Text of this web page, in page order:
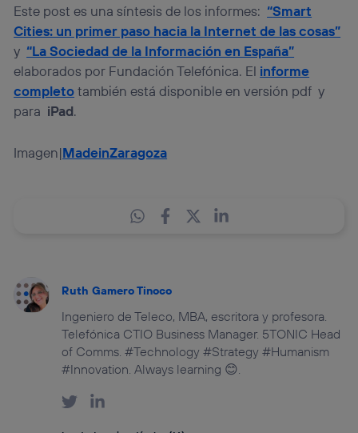
Este post es una síntesis de los informes:“Smart
Cities: un primer paso hacia la Internet de las cosas”
y“La Sociedad de la Información en España”
elaborados por Fundación Telefónica. El informe
completotambién está disponible en versión pdf y
para iPad.
Imagen|MadeinZaragoza
Ruth Gamero Tinoco
Ingeniero de Teleco, MBA, escritora y profesora.
Telefónica CTIO Business Manager. 5TONIC Head
of Comms. #Technology #Strategy #Humanism
#Innovation. Always learning 😊.